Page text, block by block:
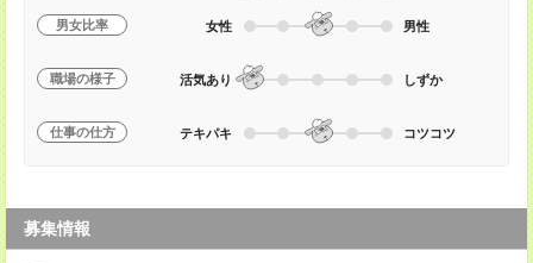
男女比率 女性 男性
職場の様子 活気あり しずか
仕事の仕方 テキパキ コツコツ
募集情報